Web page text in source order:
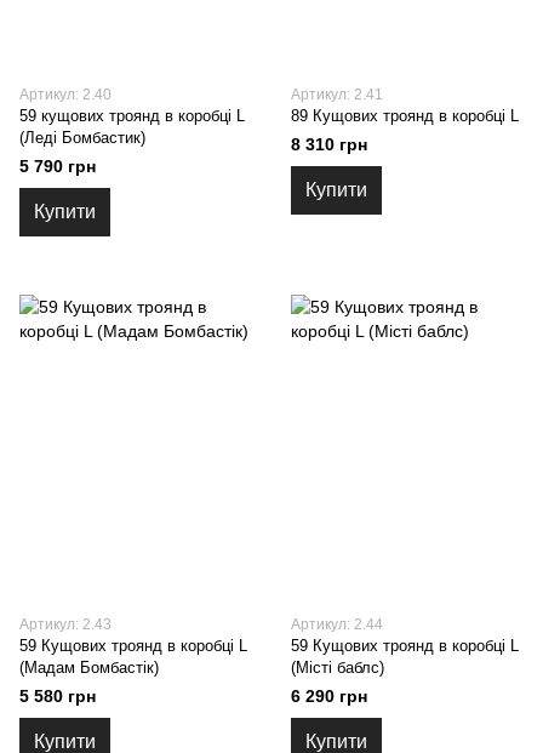
Артикул: 2.40
59 кущових троянд в коробці L
(Леді Бомбастик)
5 790 грн
Купити
Артикул: 2.41
89 Кущових троянд в коробці L
8 310 грн
Купити
Артикул: 2.43
59 Кущових троянд в коробці L
(Мадам Бомбастік)
5 580 грн
Купити
Артикул: 2.44
59 Кущових троянд в коробці L
(Місті баблс)
6 290 грн
Купити